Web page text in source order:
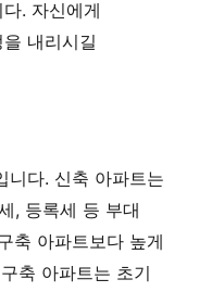
. 자신에게
내리시길
니다. 신축 아파트는
, 등록세 등 부대
축 아파트보다 높게
축 아파트는 초기